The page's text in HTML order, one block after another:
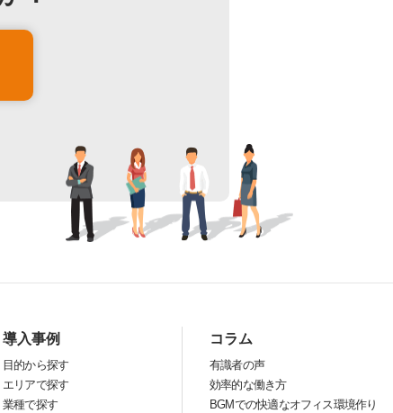
導入事例
目的から探す
エリアで探す
業種で探す
コラム
有識者の声
効率的な働き方
BGMでの快適なオフィス環境作り